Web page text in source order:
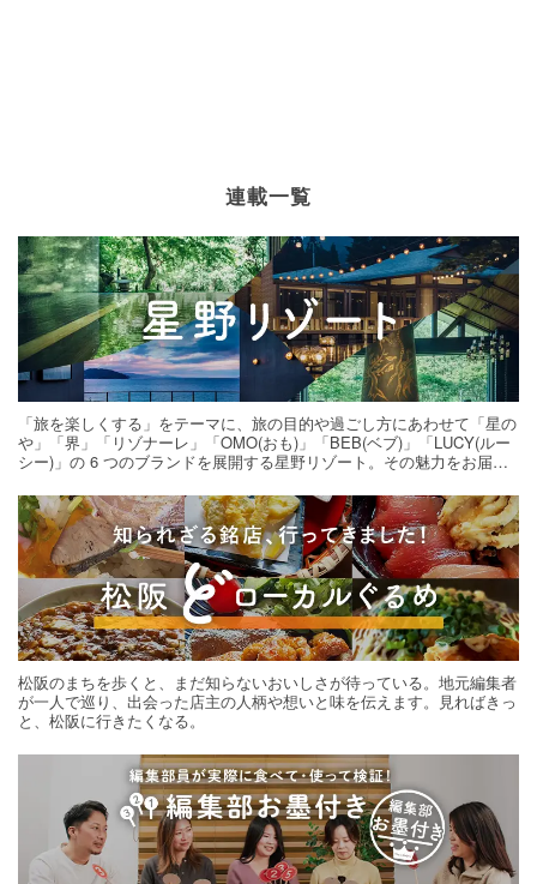
連載一覧
「旅を楽しくする」をテーマに、旅の目的や過ごし方にあわせて「星の
や」「界」「リゾナーレ」「OMO(おも)」「BEB(ベブ)」「LUCY(ルー
シー)」の 6 つのブランドを展開する星野リゾート。その魅力をお届け
松阪のまちを歩くと、まだ知らないおいしさが待っている。地元編集者
が一人で巡り、出会った店主の人柄や想いと味を伝えます。見ればきっ
と、松阪に行きたくなる。